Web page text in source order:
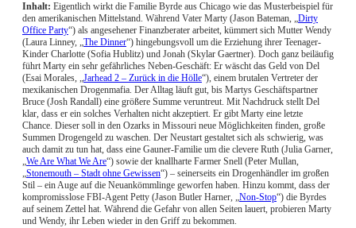
Inhalt: Eigentlich wirkt die Familie Byrde aus Chicago wie das Musterbeispiel für
den amerikanischen Mittelstand. Während Vater Marty (Jason Bateman, „Dirty
Office Party“) als angesehener Finanzberater arbeitet, kümmert sich Mutter Wendy
(Laura Linney, „The Dinner“) hingebungsvoll um die Erziehung ihrer Teenager-
Kinder Charlotte (Sofia Hublitz) und Jonah (Skylar Gaertner). Doch ganz beiläufig
führt Marty ein sehr gefährliches Neben-Geschäft: Er wäscht das Geld von Del
(Esai Morales, „Jarhead 2 – Zurück in die Hölle“), einem brutalen Vertreter der
mexikanischen Drogenmafia. Der Alltag läuft gut, bis Martys Geschäftspartner
Bruce (Josh Randall) eine größere Summe veruntreut. Mit Nachdruck stellt Del
klar, dass er ein solches Verhalten nicht akzeptiert. Er gibt Marty eine letzte
Chance. Dieser soll in den Ozarks in Missouri neue Möglichkeiten finden, große
Summen Drogengeld zu waschen. Der Neustart gestaltet sich als schwierig, was
auch damit zu tun hat, dass eine Gauner-Familie um die clevere Ruth (Julia Garner,
„We Are What We Are“) sowie der knallharte Farmer Snell (Peter Mullan,
„Stonemouth – Stadt ohne Gewissen“) – seinerseits ein Drogenhändler im großen
Stil – ein Auge auf die Neuankömmlinge geworfen haben. Hinzu kommt, dass der
kompromisslose FBI-Agent Petty (Jason Butler Harner, „Non-Stop“) die Byrdes
auf seinem Zettel hat. Während die Gefahr von allen Seiten lauert, probieren Marty
und Wendy, ihr Leben wieder in den Griff zu bekommen.